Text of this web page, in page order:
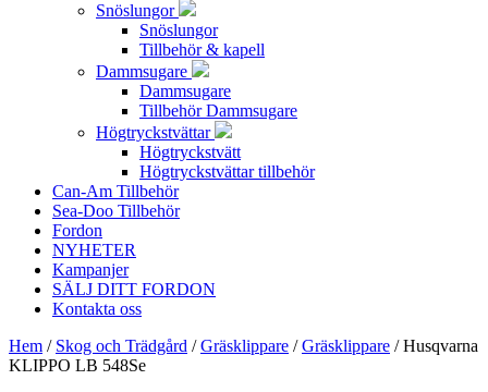
Snöslungor
Snöslungor
Tillbehör & kapell
Dammsugare
Dammsugare
Tillbehör Dammsugare
Högtryckstvättar
Högtryckstvätt
Högtryckstvättar tillbehör
Can-Am Tillbehör
Sea-Doo Tillbehör
Fordon
NYHETER
Kampanjer
SÄLJ DITT FORDON
Kontakta oss
Hem / Skog och Trädgård /Gräsklippare /Gräsklippare / Husqvarna
KLIPPO LB 548Se